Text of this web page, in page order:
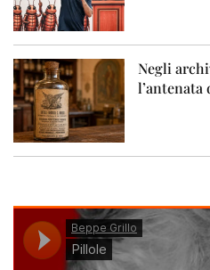
Negli
l’antenata